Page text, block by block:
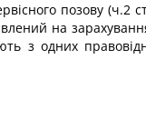
позову (ч.2
на
з одних